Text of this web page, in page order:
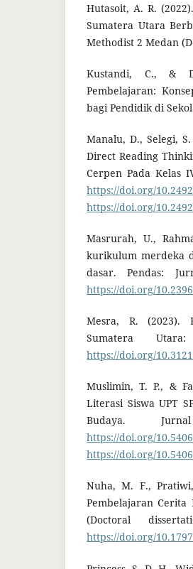
Hutasoit, A. R.
Sumatera Utara
Methodist 2 Medan
Kustandi, C., &
Pembelajaran:
bagi Pendidik di
Manalu, D., Selegi,
Direct Reading
Cerpen Pada Kelas
https://doi.org/
https://doi.org/
Masrurah, U.,
kurikulum merdeka
dasar. Pendas:
https://doi.org/
Mesra, R. (2023).
Sumatera
https://doi.org/
Muslimin, T. P., &
Literasi Siswa UPT
Budaya.
https://doi.org/
https://doi.org/
Nuha, M. F.,
Pembelajaran Cerita
(Doctoral
https://doi.org/